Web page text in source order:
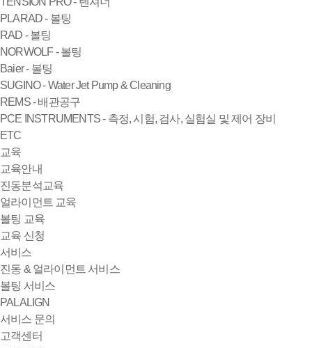
PLARAD - 볼팅
RAD - 볼팅
NORWOLF - 볼팅
Baier - 볼팅
SUGINO - Water Jet Pump & Cleaning
REMS - 배관공구
PCE INSTRUMENTS - 측정, 시험, 검사, 실험실 및 제어 장비
ETC
교육
교육안내
진동분석교육
얼라이먼트 교육
볼팅 교육
교육 신청
서비스
진동 & 얼라이먼트 서비스
볼팅 서비스
PALALIGN
서비스 문의
고객센터